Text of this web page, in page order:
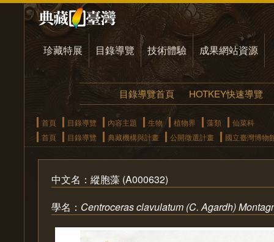
珍藏特展 目錄導覽 技術體驗 成果網站資源
目錄導覽首頁 HOTKEY快速導覽
首頁 目錄導覽 內容主題 生物 植物界 藻類
仙菜科
首頁
目錄導覽 典藏機構與計畫 公開徵選計畫 國立臺灣博物
中文名：縱胞藻 (A000632)
學名： Centroceras clavulatum (C. Agardh)